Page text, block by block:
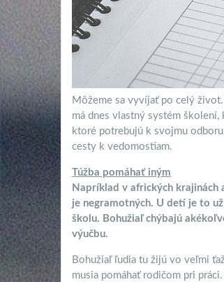
Môžeme sa vyvíjať po celý
má dnes vlastný systém
ktoré potrebujú k svojmu
cesty k vedomostiam.
Túžba pomáhať iným
Napríklad v afrických krajinách
je negramotných. U detí je to
školu. Bohužiaľ chýbajú
výučbu.
Bohužiaľ ľudia tu žijú vo veľmi
musia pomáhať rodičom pri